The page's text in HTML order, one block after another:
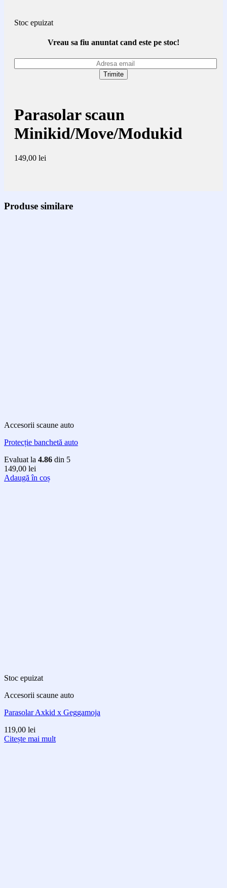
Stoc epuizat
Vreau sa fiu anuntat cand este pe stoc!
Parasolar scaun
Minikid/Move/Modukid
149,00 lei
Produse similare
Accesorii scaune auto
Protecție banchetă auto
Evaluat la 4.86 din 5
149,00 lei
Adaugă în coș
Stoc epuizat
Accesorii scaune auto
Parasolar Axkid x Geggamoja
119,00 lei
Citește mai mult